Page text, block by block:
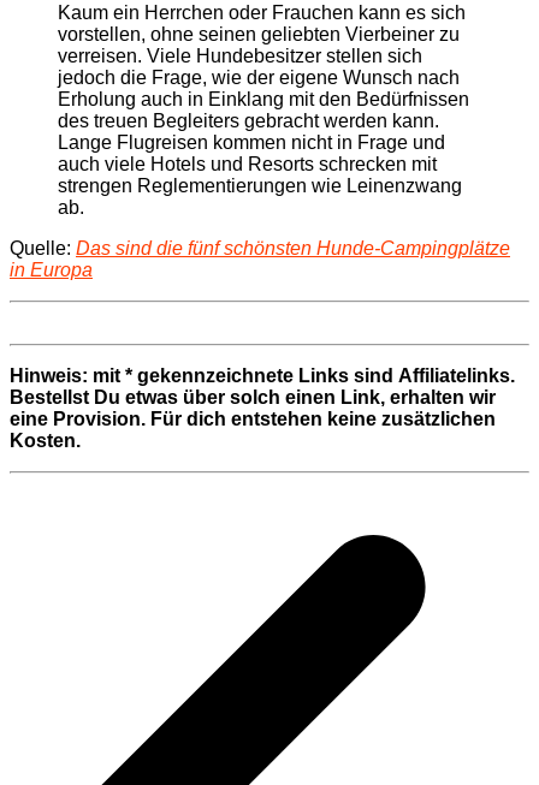
Kaum ein Herrchen oder Frauchen kann es sich
vorstellen, ohne seinen geliebten Vierbeiner zu
verreisen. Viele Hundebesitzer stellen sich
jedoch die Frage, wie der eigene Wunsch nach
Erholung auch in Einklang mit den Bedürfnissen
des treuen Begleiters gebracht werden kann.
Lange Flugreisen kommen nicht in Frage und
auch viele Hotels und Resorts schrecken mit
strengen Reglementierungen wie Leinenzwang
ab.
Quelle: Das sind die fünf schönsten Hunde-Campingplätze
in Europa
Hinweis: mit * gekennzeichnete Links sind Affiliatelinks.
Bestellst Du etwas über solch einen Link, erhalten wir
eine Provision. Für dich entstehen keine zusätzlichen
Kosten.